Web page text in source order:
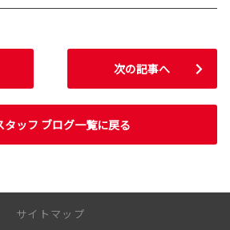
タッフ ブログ一覧に戻る
次の記事へ
サイトマップ